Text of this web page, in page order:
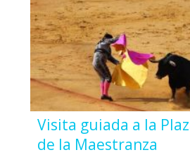
Visita guiada a la
de la Maestranza